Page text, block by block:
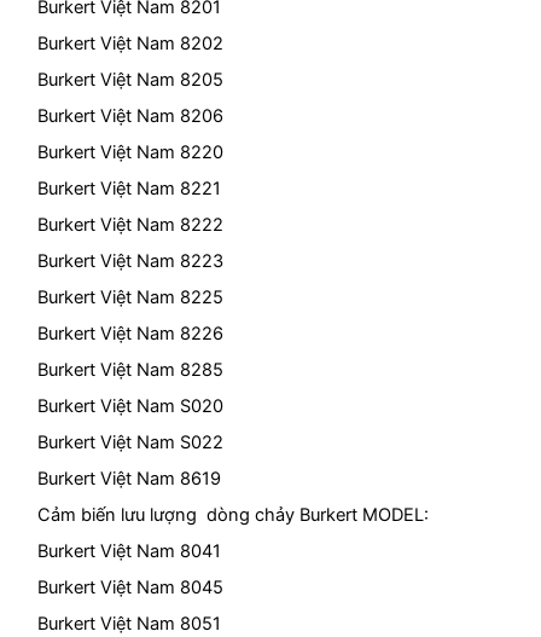
Burkert Việt Nam 8201
Burkert Việt Nam 8202
Burkert Việt Nam 8205
Burkert Việt Nam 8206
Burkert Việt Nam 8220
Burkert Việt Nam 8221
Burkert Việt Nam 8222
Burkert Việt Nam 8223
Burkert Việt Nam 8225
Burkert Việt Nam 8226
Burkert Việt Nam 8285
Burkert Việt Nam S020
Burkert Việt Nam S022
Burkert Việt Nam 8619
Cảm biến lưu lượng dòng chảy Burkert MODEL:
Burkert Việt Nam 8041
Burkert Việt Nam 8045
Burkert Việt Nam 8051